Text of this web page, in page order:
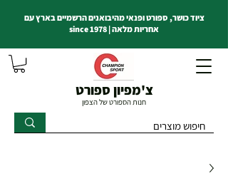
צ'מפיון ספורט
חנות הספורט של הצפון
ציוד כושר, ספורט ופנאי מהיבואנים הרשמיים בארץ עם
אחריות מלאה | since 1978